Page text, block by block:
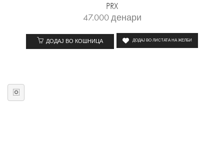
PRX
47.000денари
ДОДАЈ ВО КОШНИЦА ДОДАЈ ВО ЛИСТАТА НА ЖЕЛБИ